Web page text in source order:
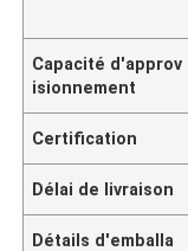
Capacité d'approv
isionnement
Certification
Délai de livraison
Détails d'emballa